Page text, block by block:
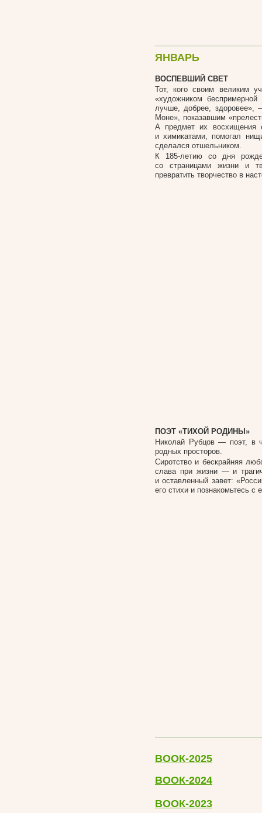
ЯНВАРЬ
ВОСПЕВШИЙ СВЕТ
Тот, кого своим великим
«художником
лучше, добрее, здоровее»,
Моне», показавшим
А предмет их восхищения
и химикатами, помогал
сделался отшельником.
К 185-летию со дня
со страницами жизни и
превратить творчество в
ПОЭТ «ТИХОЙ РОДИНЫ»
Николай Рубцов — поэт, в
родных просторов.
Сиротство и бескрайняя
слава при жизни — и
и оставленный завет:
его стихи и познакомьтесь с
ВООК-2025
ВООК-2024
ВООК-2023